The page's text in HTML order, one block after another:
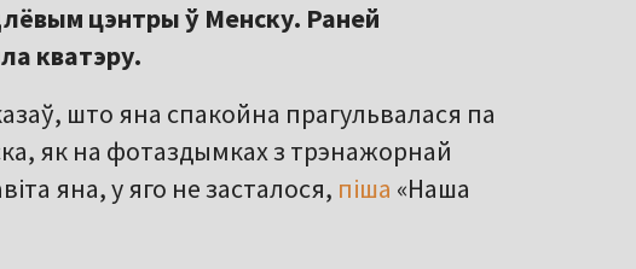
цэнтры ў Менску. Раней
кватэру.
што яна спакойна прагульвалася па
як на фотаздымках з трэнажорнай
яна, у яго не засталося, піша «Наша